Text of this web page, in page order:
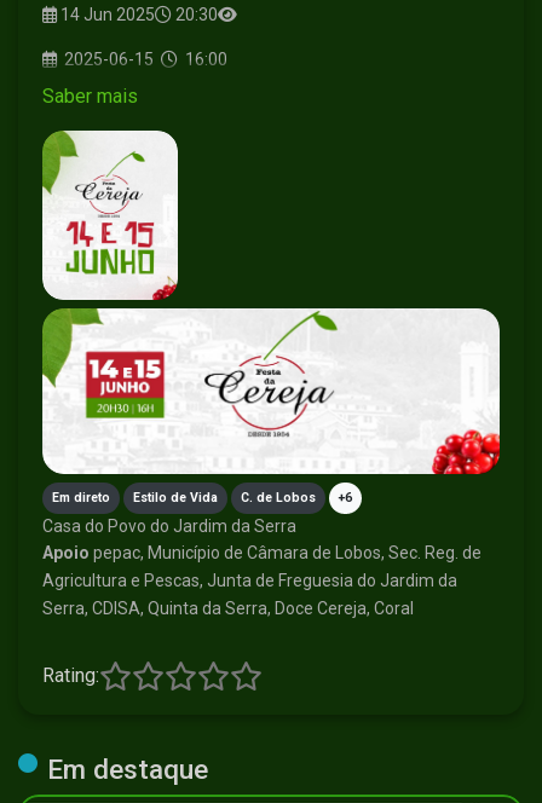
14 Jun 2025 20:30
2025-06-15 16:00
Saber mais
Em direto Estilo de Vida C. de Lobos +6
Casa do Povo do Jardim da Serra
Apoio pepac, Município de Câmara de Lobos, Sec. Reg. de
Agricultura e Pescas, Junta de Freguesia do Jardim da
Serra, CDISA, Quinta da Serra, Doce Cereja, Coral
Rating:
Em destaque